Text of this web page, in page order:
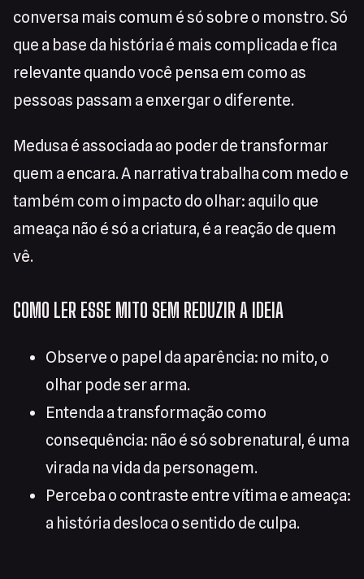
conversa mais comum é só sobre o monstro. Só
que a base da história é mais complicada e fica
relevante quando você pensa em como as
pessoas passam a enxergar o diferente.
Medusa é associada ao poder de transformar
quem a encara. A narrativa trabalha com medo e
também com o impacto do olhar: aquilo que
ameaça não é só a criatura, é a reação de quem
vê.
COMO LER ESSE MITO SEM REDUZIR A IDEIA
Observe o papel da aparência: no mito, o
olhar pode ser arma.
Entenda a transformação como
consequência: não é só sobrenatural, é uma
virada na vida da personagem.
Perceba o contraste entre vítima e ameaça:
a história desloca o sentido de culpa.